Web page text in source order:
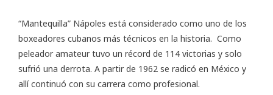
“Mantequilla” Nápoles está considerado como uno de los
boxeadores cubanos más técnicos en la historia. Como
peleador amateur tuvo un récord de 114 victorias y solo
sufrió una derrota. A partir de 1962 se radicó en México y
allí continuó con su carrera como profesional.